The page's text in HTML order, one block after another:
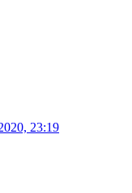
23:19